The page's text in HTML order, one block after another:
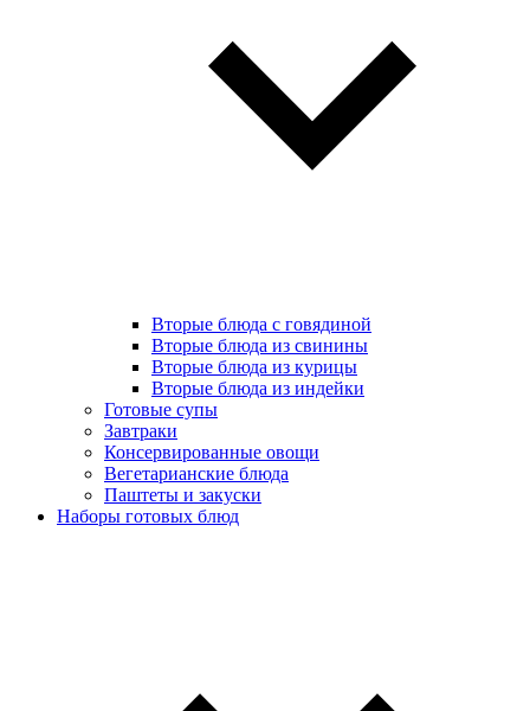
Вторые блюда с говядиной
Вторые блюда из свинины
Вторые блюда из курицы
Вторые блюда из индейки
Готовые супы
Завтраки
Консервированные овощи
Вегетарианские блюда
Паштеты и закуски
Наборы готовых блюд